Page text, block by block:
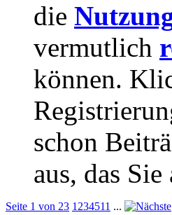
die
vermutlich
können.
schon
aus, das
Seite 1 von 23 1 234511 ...